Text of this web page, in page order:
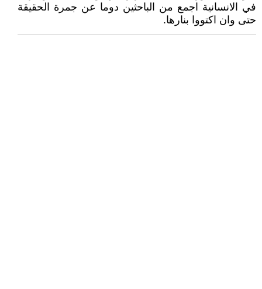
في الانسانية اجمع من الباحثين دوما عن جمرة الحقيقة
حتى وان اكتووا بنارها.